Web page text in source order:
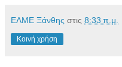
ΕΛΜΕ Ξάνθης στις 8:33 π.μ.
Κοινή χρήση